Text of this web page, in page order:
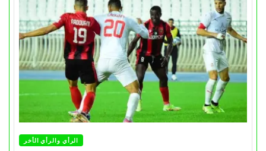
الرأي والرأي الأخر